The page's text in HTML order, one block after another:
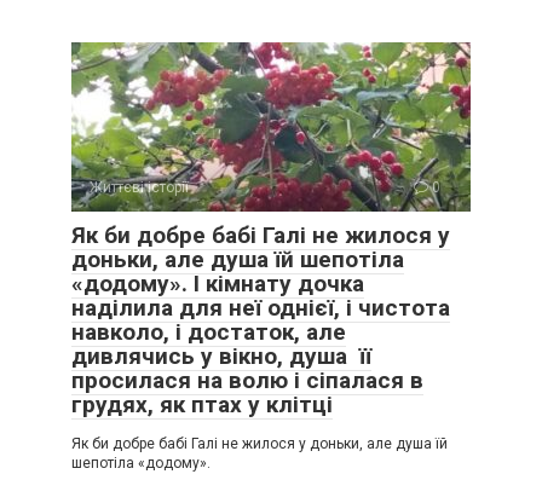
Життєві історії 0
Як би добре бабі Галі не жилося у
доньки, але душа їй шепотіла
«додому». І кімнату дочка
наділила для неї однієї, і чистота
навколо, і достаток, але
дивлячись у вікно, душа її
просилася на волю і сіпалася в
грудях, як птах у клітці
Як би добре бабі Галі не жилося у доньки, але душа їй
шепотіла «додому».